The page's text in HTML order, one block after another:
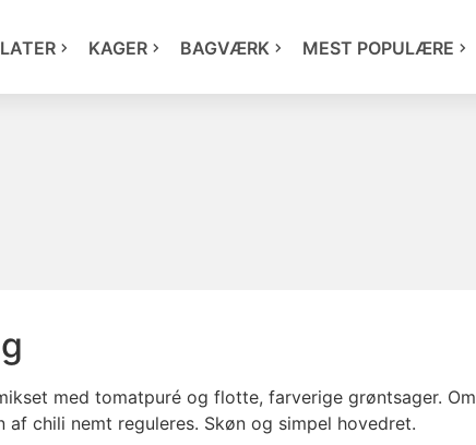
KAGER BAGVÆRK MEST POPULÆRE
med tomatpuré og flotte, farverige grøntsager. Om
chili nemt reguleres. Skøn og simpel hovedret.